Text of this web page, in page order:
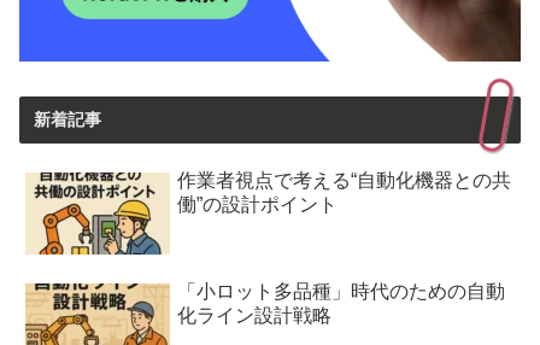
新着記事
作業者視点で考える“自動化機器との共
働”の設計ポイント
「小ロット多品種」時代のための自動
化ライン設計戦略